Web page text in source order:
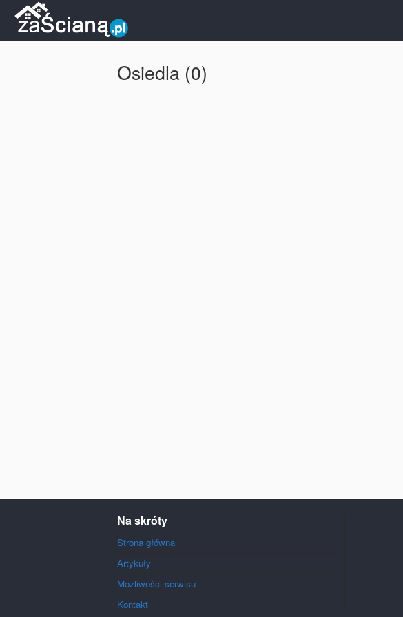
Osiedla (0)
Na skróty
Strona główna
Artykuły
Możliwości serwisu
Kontakt